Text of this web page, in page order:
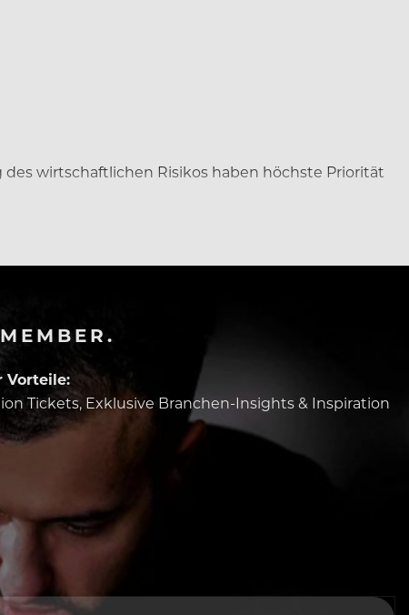
wirtschaftlichen Risikos haben höchste Priorität
Vorteile:
Tickets, Exklusive Branchen-Insights & Inspiration